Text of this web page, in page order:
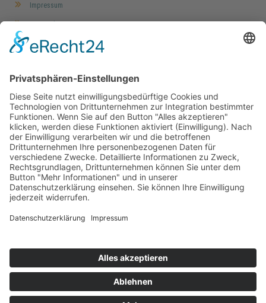
Impressum
AGB
Barrierefreiheitserklärung
Cookie-Einstellungen
MEIN KONTO
Home
Mein Konto
Meine Wunschliste
Copyright © 2016 - 2023.Hans Daniels GmbH. All rights reserved.